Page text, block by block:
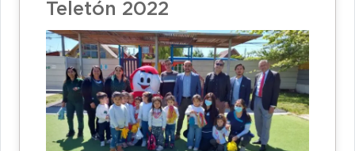
Teletón 2022